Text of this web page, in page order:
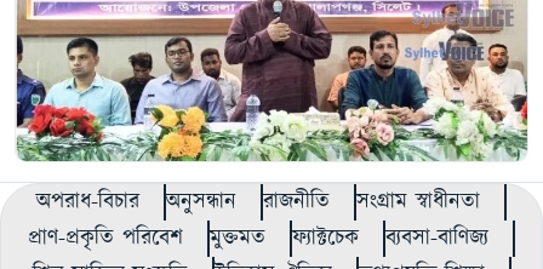
অপরাধ-বিচার অনুসন্ধান রাজনীতি
সংগ্রাম স্বাধীনতা
প্রাণ-প্রকৃতি পরিবেশ
মুক্তমত ফ্যাক্টচেক
ব্যবসা-বাণিজ্য